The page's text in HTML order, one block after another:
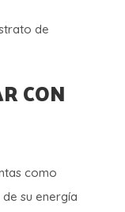
de
CON
como
su energía